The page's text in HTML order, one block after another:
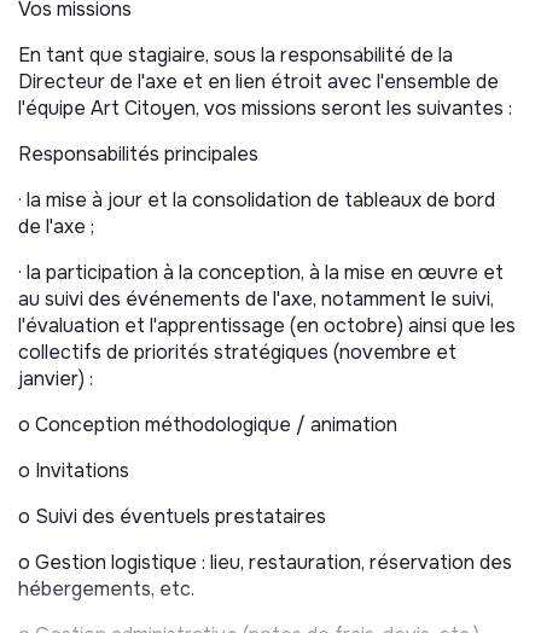
Vos missions
En tant que stagiaire, sous la responsabilité de la
Directeur de l'axe et en lien étroit avec l'ensemble de
l'équipe Art Citoyen, vos missions seront les suivantes :
Responsabilités principales
· la mise à jour et la consolidation de tableaux de bord
de l'axe ;
· la participation à la conception, à la mise en œuvre et
au suivi des événements de l'axe, notamment le suivi,
l'évaluation et l'apprentissage (en octobre) ainsi que les
collectifs de priorités stratégiques (novembre et
janvier) :
o Conception méthodologique / animation
o Invitations
o Suivi des éventuels prestataires
o Gestion logistique : lieu, restauration, réservation des
hébergements, etc.